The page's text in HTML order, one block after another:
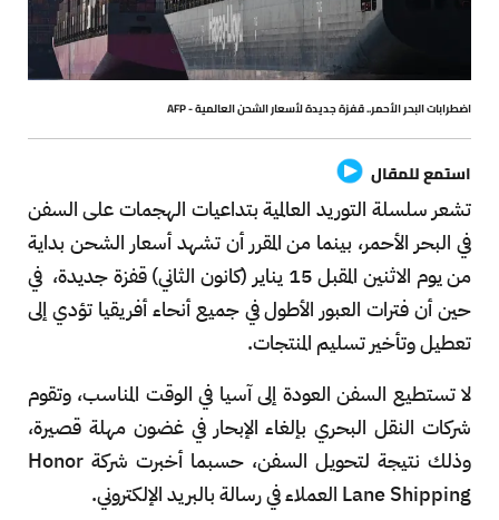
اضطرابات البحر الأحمر.. قفزة جديدة لأسعار الشحن العالمية - AFP
استمع للمقال
تشعر سلسلة التوريد العالمية بتداعيات الهجمات على السفن
في البحر الأحمر، بينما من المقرر أن تشهد أسعار الشحن بداية
من يوم الاثنين المقبل 15 يناير (كانون الثاني) قفزة جديدة، في
حين أن فترات العبور الأطول في جميع أنحاء أفريقيا تؤدي إلى
تعطيل وتأخير تسليم المنتجات.
لا تستطيع السفن العودة إلى آسيا في الوقت المناسب، وتقوم
شركات النقل البحري بإلغاء الإبحار في غضون مهلة قصيرة،
وذلك نتيجة لتحويل السفن، حسبما أخبرت شركة Honor
Lane Shipping العملاء في رسالة بالبريد الإلكتروني.